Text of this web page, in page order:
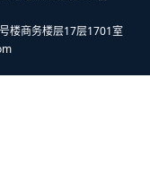
楼商务楼层17层1701室